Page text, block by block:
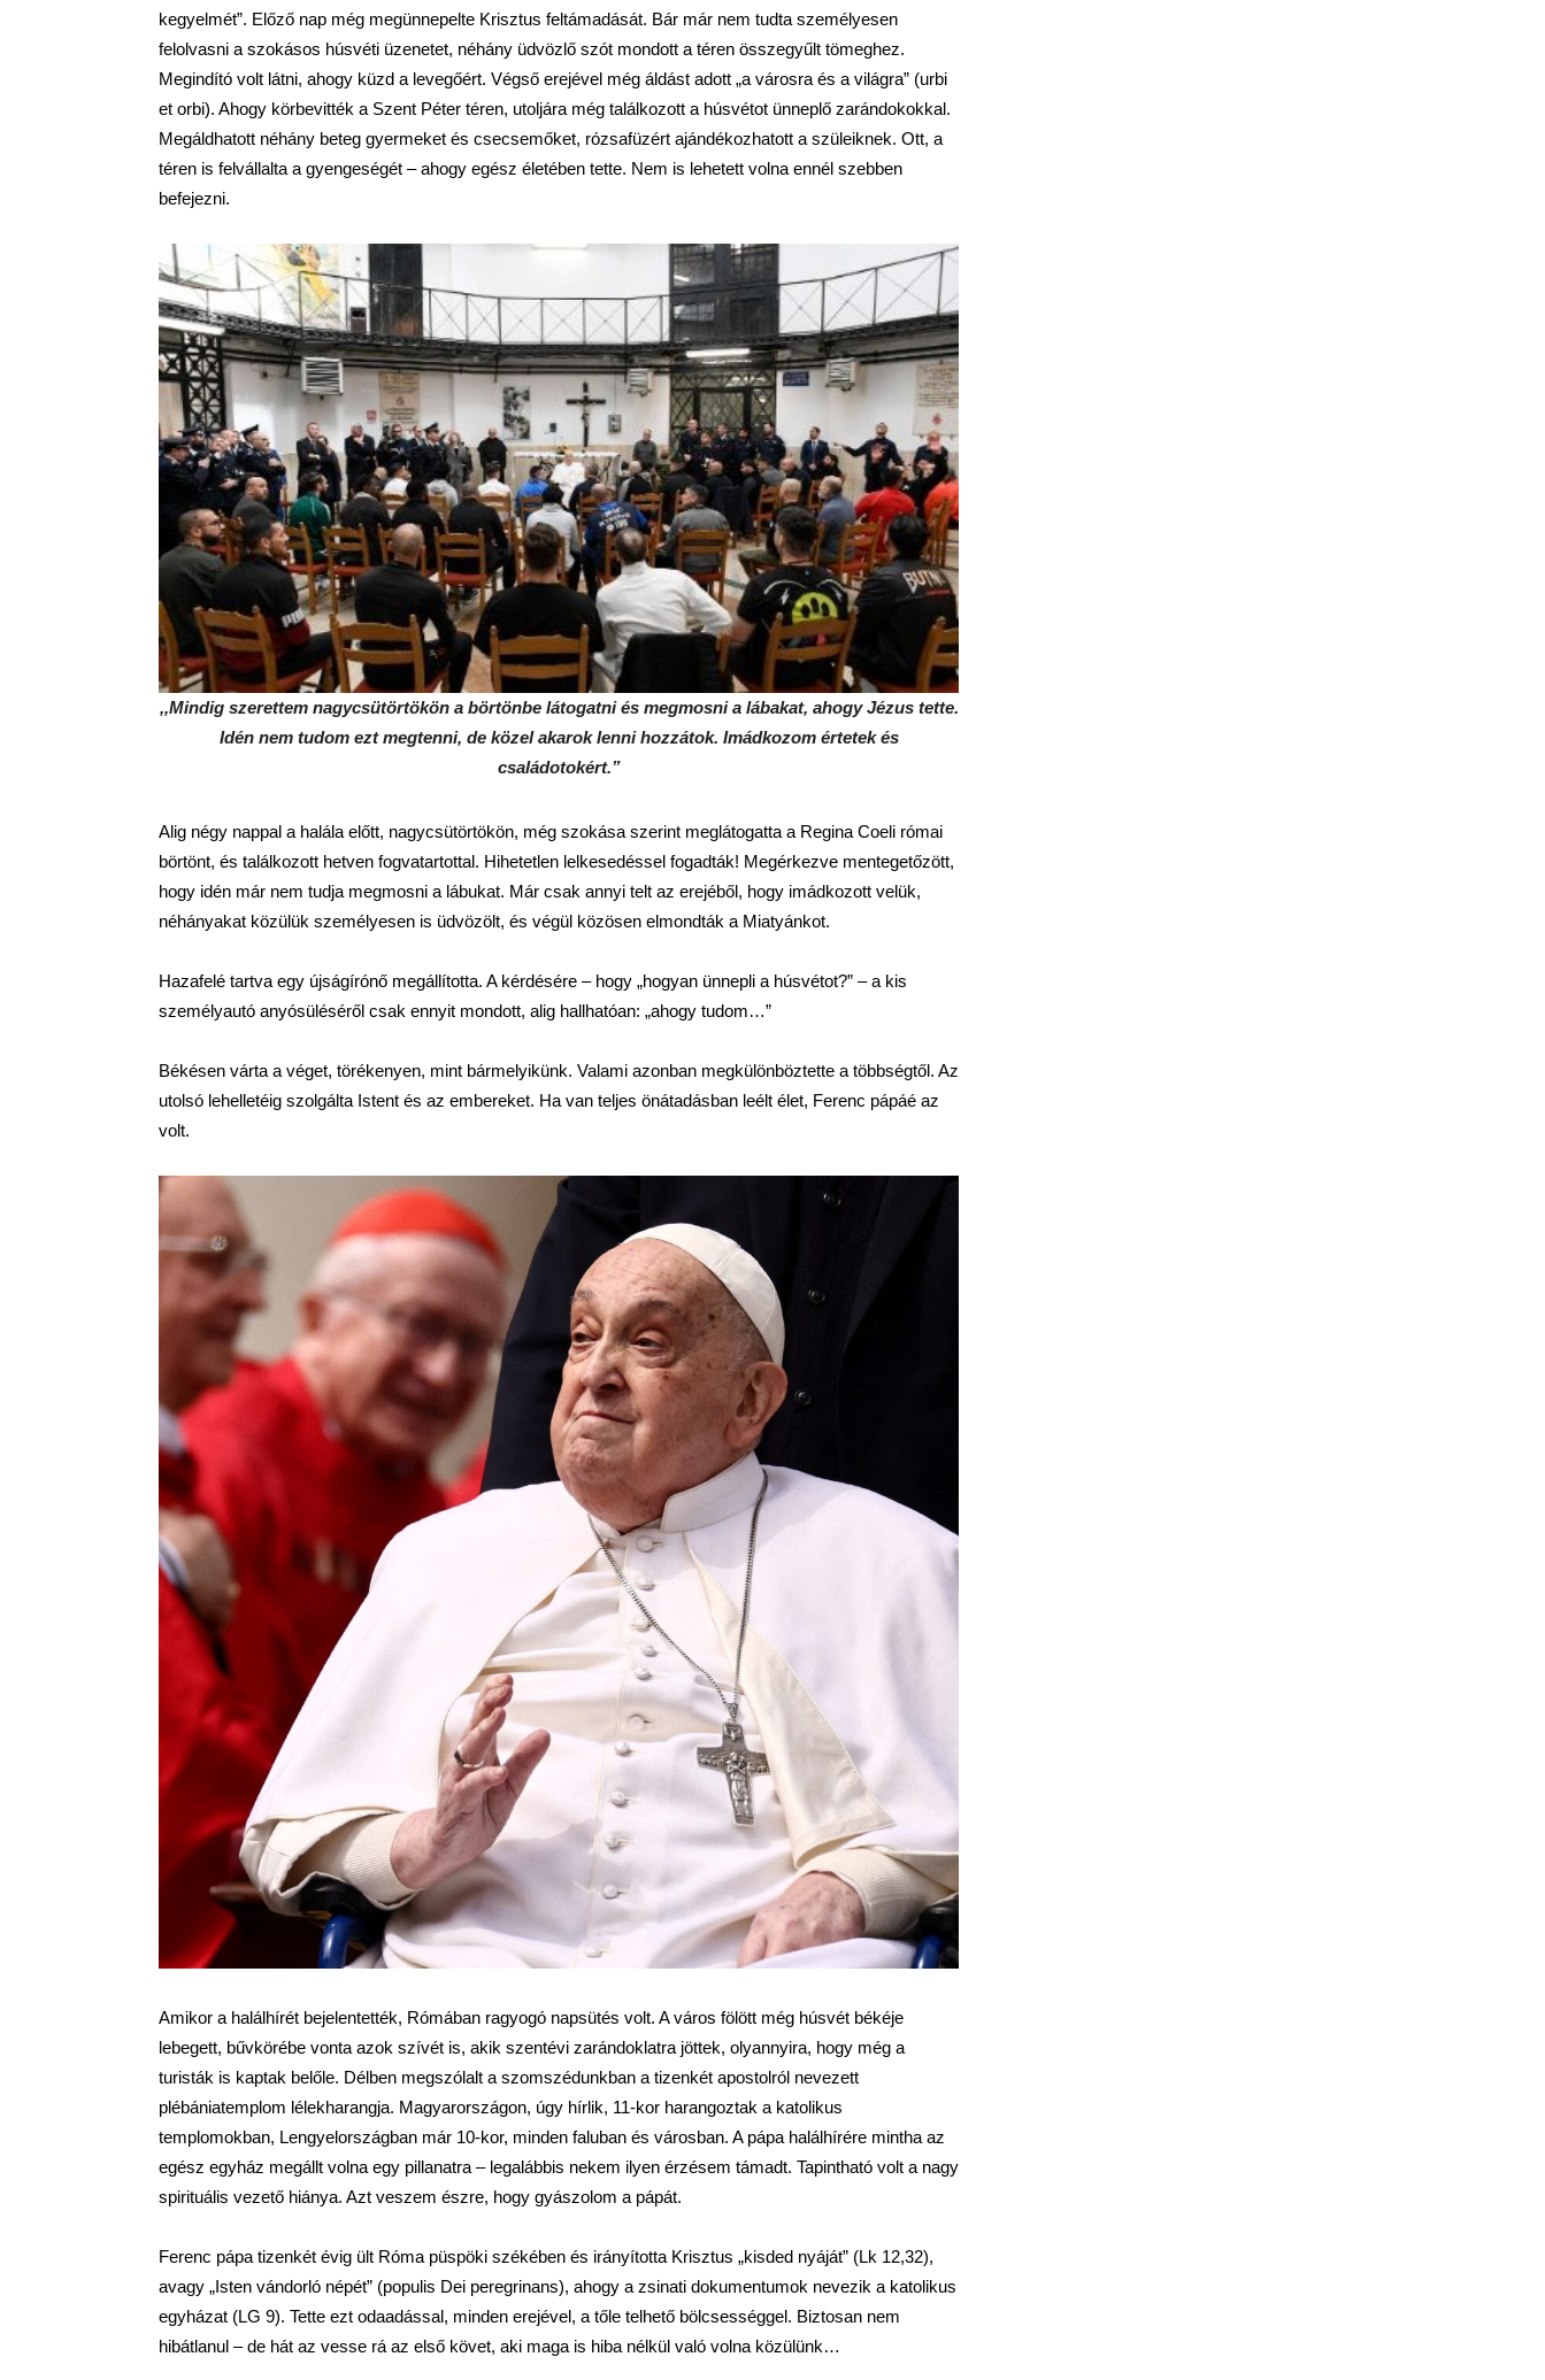
kegyelmét”. Előző nap még megünnepelte Krisztus feltámadását. Bár már nem tudta személyesen
felolvasni a szokásos húsvéti üzenetet, néhány üdvözlő szót mondott a téren összegyűlt tömeghez.
Megindító volt látni, ahogy küzd a levegőért. Végső erejével még áldást adott „a városra és a világra” (urbi
et orbi). Ahogy körbevitték a Szent Péter téren, utoljára még találkozott a húsvétot ünneplő zarándokokkal.
Megáldhatott néhány beteg gyermeket és csecsemőket, rózsafüzért ajándékozhatott a szüleiknek. Ott, a
téren is felvállalta a gyengeségét – ahogy egész életében tette. Nem is lehetett volna ennél szebben
befejezni.
,,Mindig szerettem nagycsütörtökön a börtönbe látogatni és megmosni a lábakat, ahogy Jézus tette.
Idén nem tudom ezt megtenni, de közel akarok lenni hozzátok. Imádkozom értetek és
családotokért.”
Alig négy nappal a halála előtt, nagycsütörtökön, még szokása szerint meglátogatta a Regina Coeli római
börtönt, és találkozott hetven fogvatartottal. Hihetetlen lelkesedéssel fogadták! Megérkezve mentegetőzött,
hogy idén már nem tudja megmosni a lábukat. Már csak annyi telt az erejéből, hogy imádkozott velük,
néhányakat közülük személyesen is üdvözölt, és végül közösen elmondták a Miatyánkot.
Hazafelé tartva egy újságírónő megállította. A kérdésére – hogy „hogyan ünnepli a húsvétot?” – a kis
személyautó anyósüléséről csak ennyit mondott, alig hallhatóan: „ahogy tudom…”
Békésen várta a véget, törékenyen, mint bármelyikünk. Valami azonban megkülönböztette a többségtől. Az
utolsó lehelletéig szolgálta Istent és az embereket. Ha van teljes önátadásban leélt élet, Ferenc pápáé az
volt.
Amikor a halálhírét bejelentették, Rómában ragyogó napsütés volt. A város fölött még húsvét békéje
lebegett, bűvkörébe vonta azok szívét is, akik szentévi zarándoklatra jöttek, olyannyira, hogy még a
turisták is kaptak belőle. Délben megszólalt a szomszédunkban a tizenkét apostolról nevezett
plébániatemplom lélekharangja. Magyarországon, úgy hírlik, 11-kor harangoztak a katolikus
templomokban, Lengyelországban már 10-kor, minden faluban és városban. A pápa halálhírére mintha az
egész egyház megállt volna egy pillanatra – legalábbis nekem ilyen érzésem támadt. Tapintható volt a nagy
spirituális vezető hiánya. Azt veszem észre, hogy gyászolom a pápát.
Ferenc pápa tizenkét évig ült Róma püspöki székében és irányította Krisztus „kisded nyáját” (Lk 12,32),
avagy „Isten vándorló népét” (populis Dei peregrinans), ahogy a zsinati dokumentumok nevezik a katolikus
egyházat (LG 9). Tette ezt odaadással, minden erejével, a tőle telhető bölcsességgel. Biztosan nem
hibátlanul – de hát az vesse rá az első követ, aki maga is hiba nélkül való volna közülünk…